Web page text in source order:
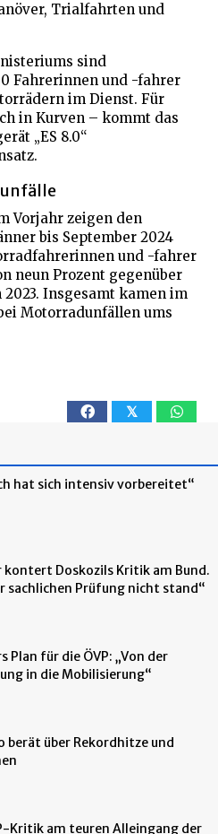
Trialfahrten und
sind
Fahrerinnen und -fahrer
im Dienst. Für
in Kurven – kommt das
„ES 8.0“
Vorjahr zeigen den
bis September 2024
und -fahrer
neun Prozent gegenüber
Insgesamt kamen im
Motorradunfällen ums
𝕏
hat sich intensiv vorbereitet“
Doskozils Kritik am Bund.
sachlichen Prüfung nicht stand“
Plan für die ÖVP: „Von der
in die Mobilisierung“
berät über Rekordhitze und
Kritik am teuren Alleingang der